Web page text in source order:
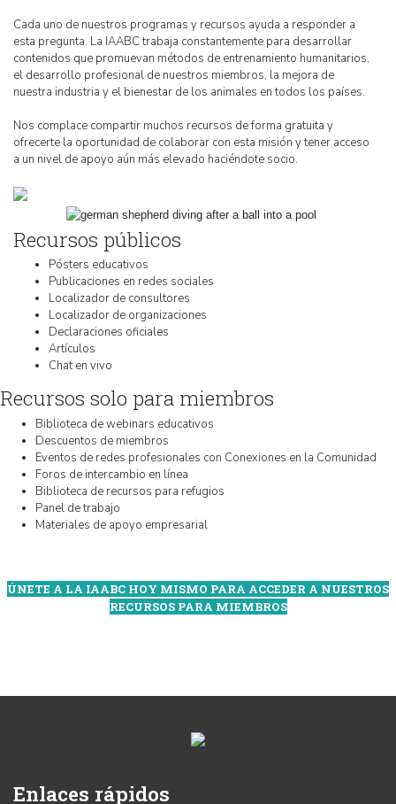
Cada uno de nuestros programas y recursos ayuda a responder a
esta pregunta. La IAABC trabaja constantemente para desarrollar
contenidos que promuevan métodos de entrenamiento humanitarios,
el desarrollo profesional de nuestros miembros, la mejora de
nuestra industria y el bienestar de los animales en todos los países.
Nos complace compartir muchos recursos de forma gratuita y
ofrecerte la oportunidad de colaborar con esta misión y tener acceso
a un nivel de apoyo aún más elevado haciéndote socio.
Recursos públicos
Pósters educativos
Publicaciones en redes sociales
Localizador de consultores
Localizador de organizaciones
Declaraciones oficiales
Artículos
Chat en vivo
Recursos solo para miembros
Biblioteca de webinars educativos
Descuentos de miembros
Eventos de redes profesionales con Conexiones en la Comunidad
Foros de intercambio en línea
Biblioteca de recursos para refugios
Panel de trabajo
Materiales de apoyo empresarial
ÚNETE A LA IAABC HOY MISMO PARA ACCEDER A NUESTROS
RECURSOS PARA MIEMBROS
Enlaces rápidos